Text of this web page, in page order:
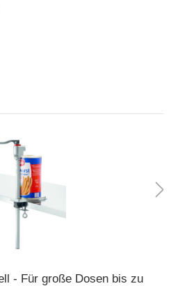
- Für große Dosen bis zu